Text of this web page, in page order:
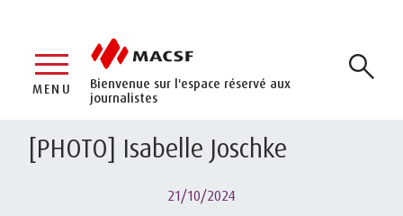
Bienvenue sur l'espace réservé aux
journalistes
MENU
[PHOTO] Isabelle Joschke
21/10/2024